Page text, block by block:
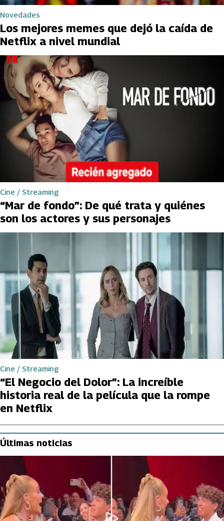
Novedades
Los mejores memes que dejó la caída de
Netflix a nivel mundial
Cine / Streaming
“Mar de fondo”: De qué trata y quiénes
son los actores y sus personajes
Cine / Streaming
“El Negocio del Dolor”: La increíble
historia real de la película que la rompe
en Netflix
Últimas noticias